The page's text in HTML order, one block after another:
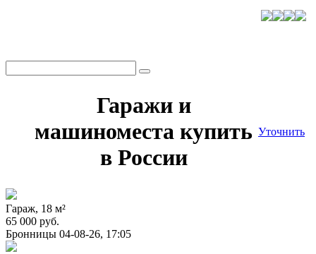
Гаражи и
машиноместа купить
в России
Уточнить
Гараж, 18 м²
65 000 руб.
Бронницы 04-08-26, 17:05